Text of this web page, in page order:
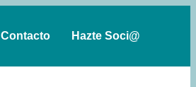
Contacto Hazte Soci@